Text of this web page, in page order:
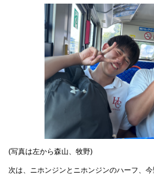
(写真は左から森山、牧野)
次は、ニホンジンとニホンジンのハーフ、今